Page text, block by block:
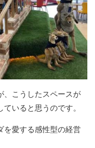
、こうしたスペースが
いると思うのです。
を愛する感性型の経営